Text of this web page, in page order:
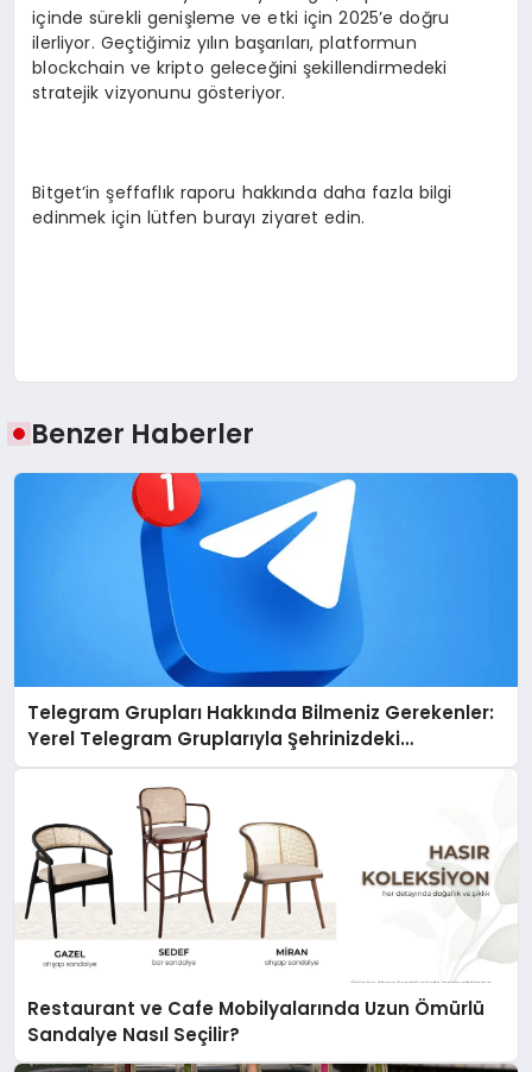
içinde sürekli genişleme ve etki için 2025’e doğru
ilerliyor. Geçtiğimiz yılın başarıları, platformun
blockchain ve kripto geleceğini şekillendirmedeki
stratejik vizyonunu gösteriyor.
Bitget’in şeffaflık raporu hakkında daha fazla bilgi
edinmek için lütfen burayı ziyaret edin.
Benzer Haberler
Telegram Grupları Hakkında Bilmeniz Gerekenler:
Yerel Telegram Gruplarıyla Şehrinizdeki
Topluluklara Ulaşın
Restaurant ve Cafe Mobilyalarında Uzun Ömürlü
Sandalye Nasıl Seçilir?